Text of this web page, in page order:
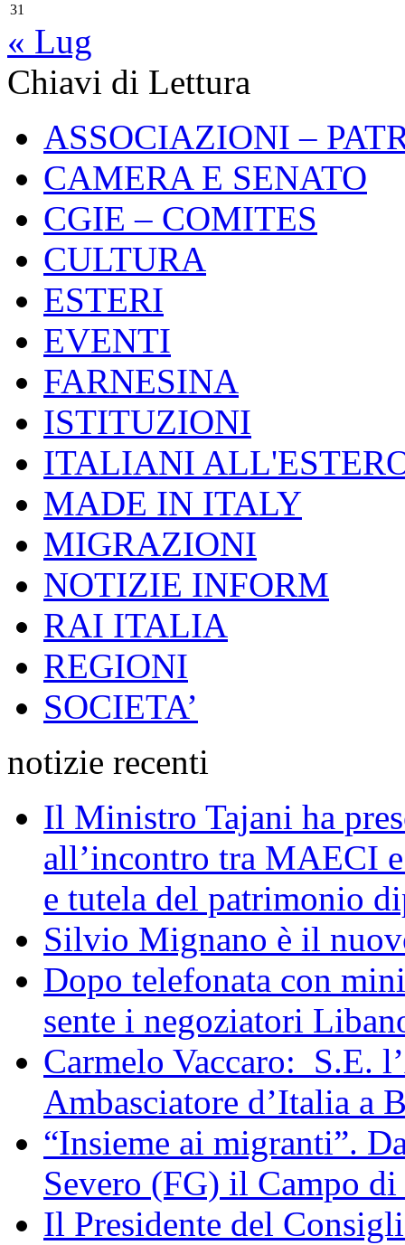
31
« Lug
Chiavi di Lettura
ASSOCIAZIONI –
CAMERA E SENATO
CGIE – COMITES
CULTURA
ESTERI
EVENTI
FARNESINA
ISTITUZIONI
ITALIANI
MADE IN ITALY
MIGRAZIONI
NOTIZIE INFORM
RAI ITALIA
REGIONI
SOCIETA’
notizie recenti
Il Ministro Tajani ha
all’incontro tra MAECI
e tutela del patrimonio
Silvio Mignano è il
Dopo telefonata con
sente i negoziatori
Carmelo Vaccaro: S.E.
Ambasciatore d’Italia a
“Insieme ai migranti”.
Severo (FG) il Campo
Il Presidente del